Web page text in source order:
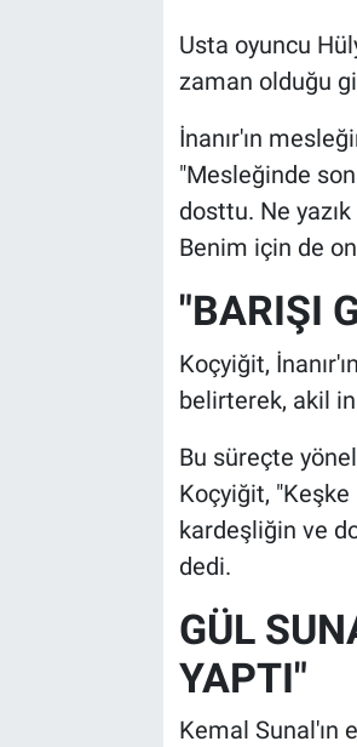
Usta oyuncu
zaman olduğu
İnanır'ın
"Mesleğinde
dosttu. Ne
Benim için de
"BARIŞI
Koçyiğit,
belirterek, akil
Bu süreçte
Koçyiğit, "Keşke
kardeşliğin ve
dedi.
GÜL
YAPTI"
Kemal Sunal'ın